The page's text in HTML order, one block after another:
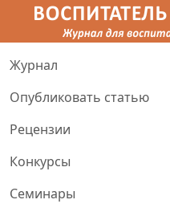
Журнал
Опубликовать статью
Рецензии
Конкурсы
Семинары